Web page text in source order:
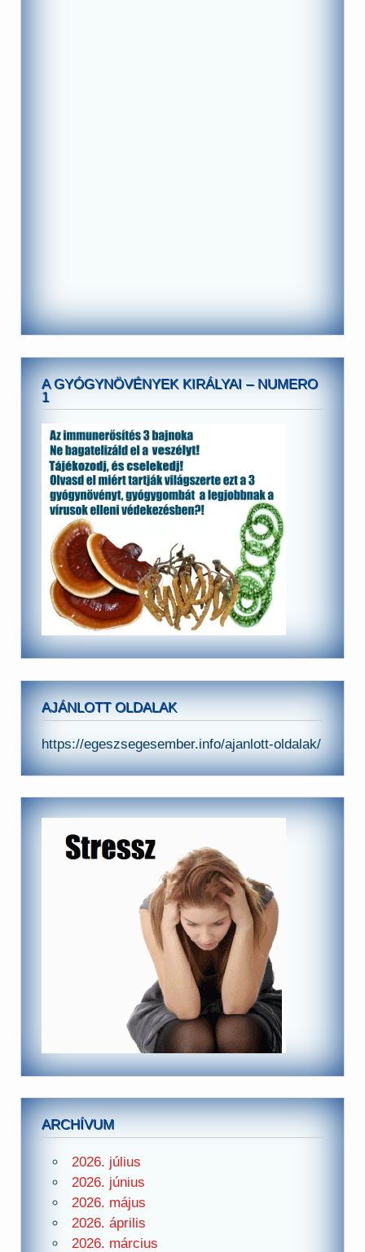
A GYÓGYNÖVÉNYEK KIRÁLYAI – NUMERO
1
AJÁNLOTT OLDALAK
https://egeszsegesember.info/ajanlott-oldalak/
ARCHÍVUM
2026. július
2026. június
2026. május
2026. április
2026. március